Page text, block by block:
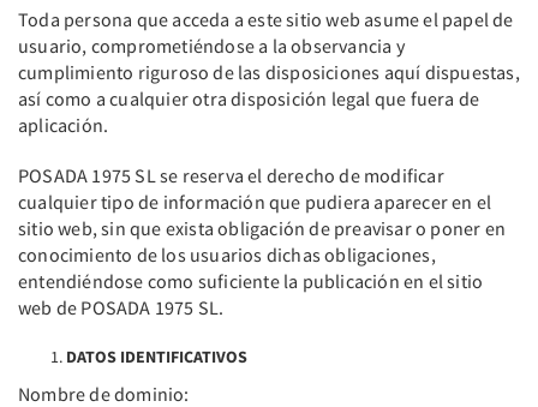
Toda persona que acceda a este sitio web asume el papel de
usuario, comprometiéndose a la observancia y
cumplimiento riguroso de las disposiciones aquí dispuestas,
así como a cualquier otra disposición legal que fuera de
aplicación.
POSADA 1975 SL se reserva el derecho de modificar
cualquier tipo de información que pudiera aparecer en el
sitio web, sin que exista obligación de preavisar o poner en
conocimiento de los usuarios dichas obligaciones,
entendiéndose como suficiente la publicación en el sitio
web de POSADA 1975 SL.
DATOS IDENTIFICATIVOS
Nombre de dominio: